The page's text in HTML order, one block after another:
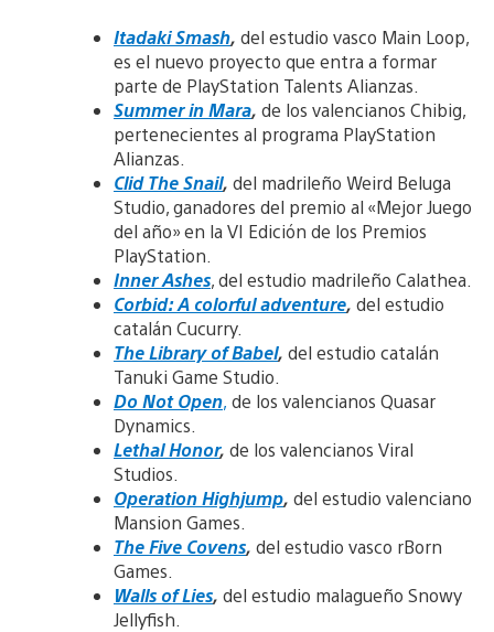
Itadaki Smash, del estudio vasco Main Loop,
es el nuevo proyecto que entra a formar
parte de PlayStation Talents Alianzas.
Summer in Mara, de los valencianos Chibig,
pertenecientes al programa PlayStation
Alianzas.
Clid The Snail, del madrileño Weird Beluga
Studio, ganadores del premio al «Mejor Juego
del año» en la VI Edición de los Premios
PlayStation.
Inner Ashes, del estudio madrileño Calathea.
Corbid: A colorful adventure, del estudio
catalán Cucurry.
The Library of Babel, del estudio catalán
Tanuki Game Studio.
Do Not Open, de los valencianos Quasar
Dynamics.
Lethal Honor, de los valencianos Viral
Studios.
Operation Highjump, del estudio valenciano
Mansion Games.
The Five Covens, del estudio vasco rBorn
Games.
Walls of Lies, del estudio malagueño Snowy
Jellyfish.